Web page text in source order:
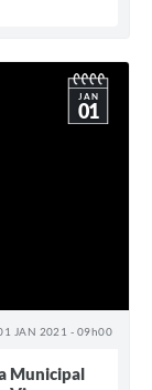
JAN 2021 - 09h00
JAN
01
Municipal